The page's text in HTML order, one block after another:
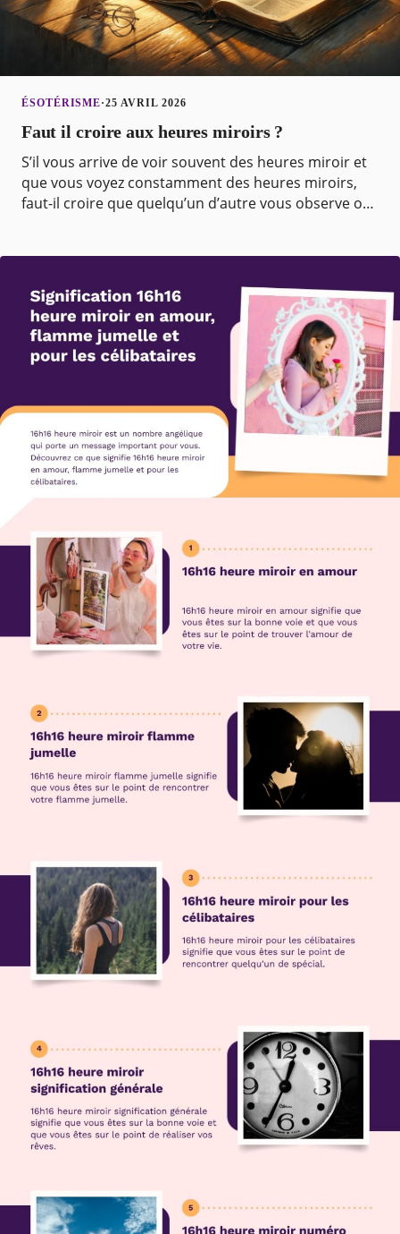
ÉSOTÉRISME·25 AVRIL 2026
Faut il croire aux heures miroirs ?
S’il vous arrive de voir souvent des heures miroir et
que vous voyez constamment des heures miroirs,
faut-il croire que quelqu’un d’autre vous observe ou